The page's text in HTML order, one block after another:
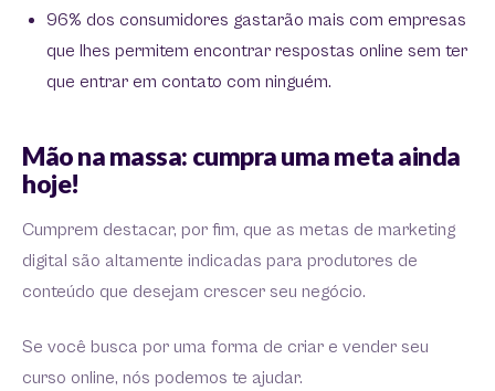
96% dos consumidores gastarão mais com empresas
que lhes permitem encontrar respostas online sem ter
que entrar em contato com ninguém.
Mão na massa: cumpra uma meta ainda
hoje!
Cumprem destacar, por fim, que as metas de marketing
digital são altamente indicadas para produtores de
conteúdo que desejam crescer seu negócio.
Se você busca por uma forma de criar e vender seu
curso online, nós podemos te ajudar.